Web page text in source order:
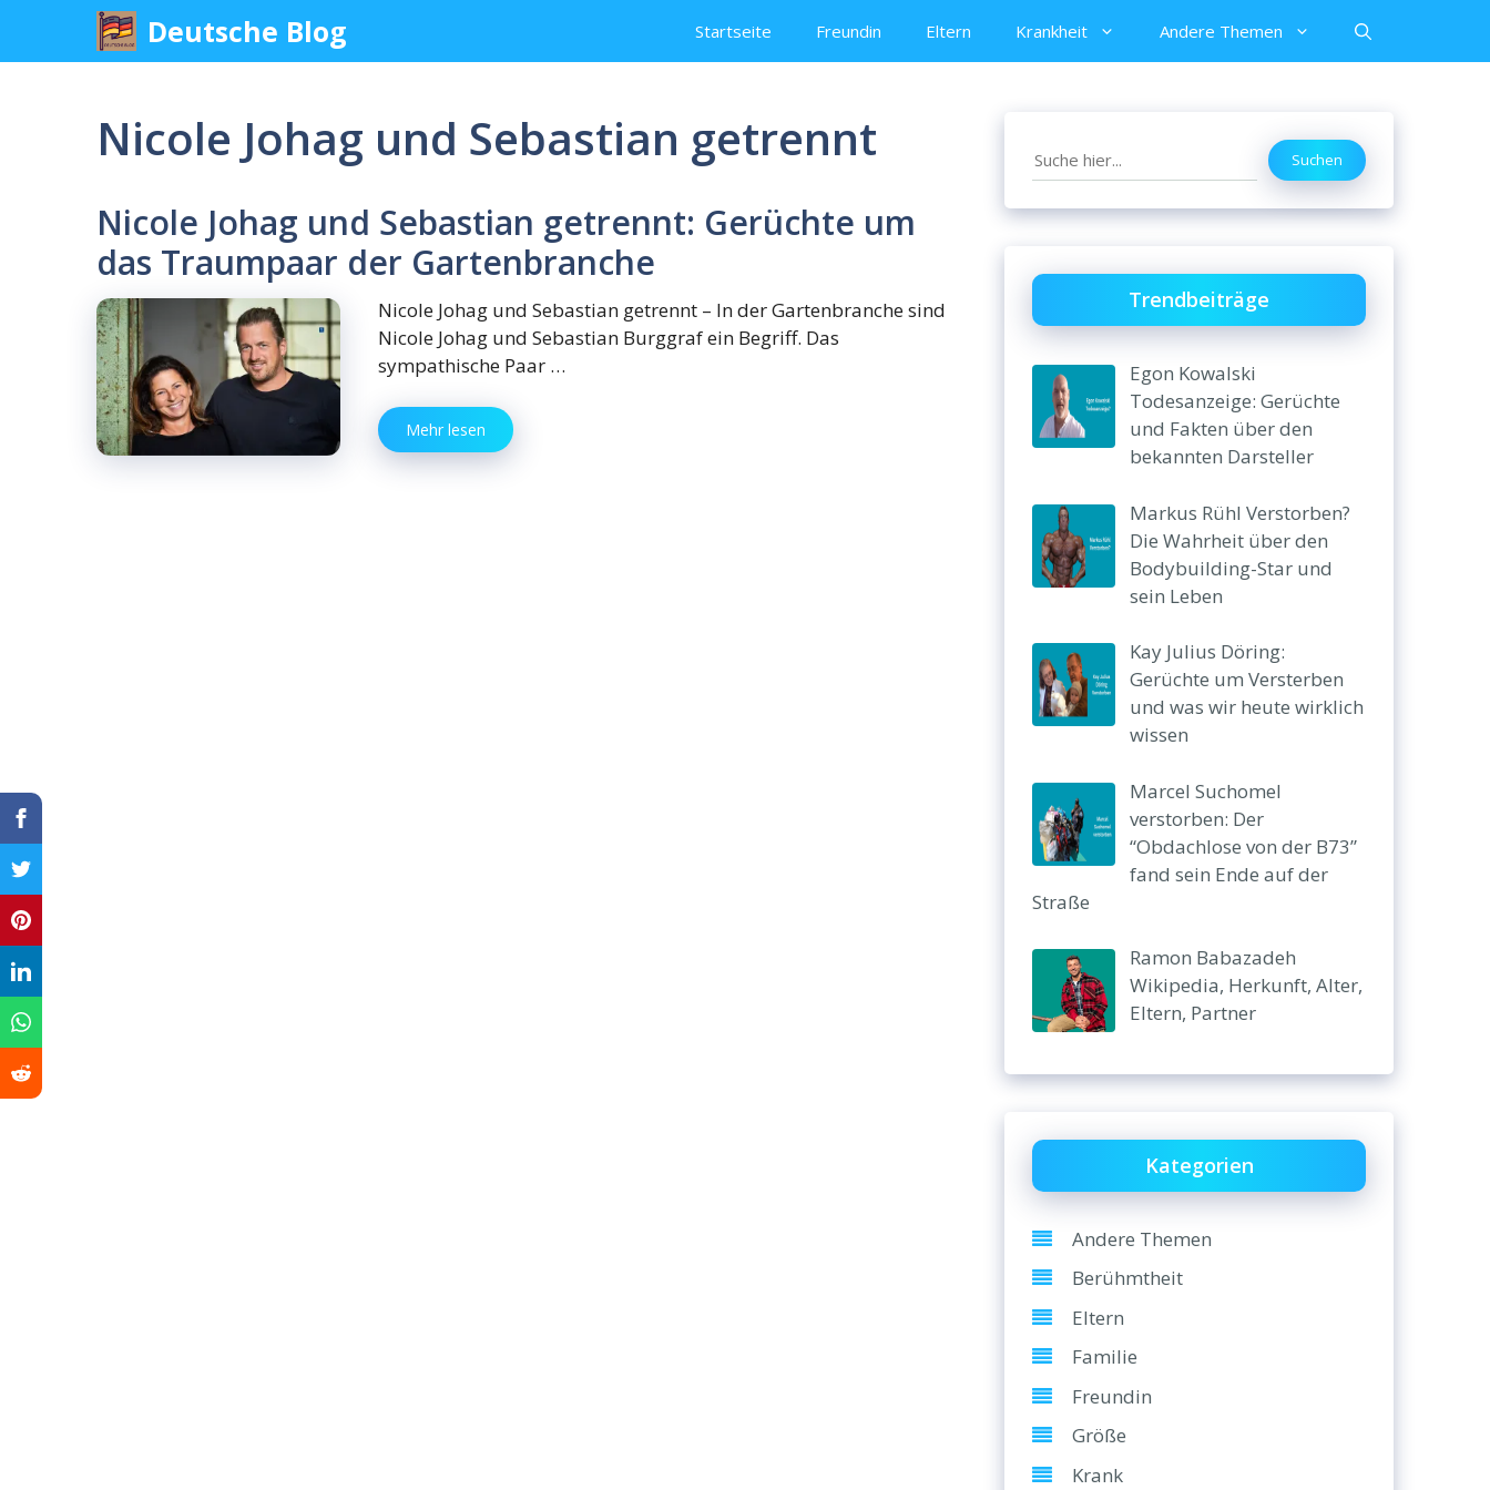
content
Deutsche Blog Startseite Freundin Eltern Krankheit Andere Themen
Nicole Johag und Sebastian getrennt
Nicole Johag und Sebastian getrennt: Gerüchte um
das Traumpaar der Gartenbranche
Nicole Johag und Sebastian getrennt – In der Gartenbranche sind
Nicole Johag und Sebastian Burggraf ein Begriff. Das
sympathische Paar …
Mehr lesen
Search Suchen
Trendbeiträge
Egon Kowalski
Todesanzeige: Gerüchte
und Fakten über den
bekannten Darsteller
Markus Rühl Verstorben?
Die Wahrheit über den
Bodybuilding-Star und
sein Leben
Kay Julius Döring:
Gerüchte um Versterben
und was wir heute wirklich
wissen
Marcel Suchomel
verstorben: Der
“Obdachlose von der B73”
fand sein Ende auf der
Straße
Ramon Babazadeh
Wikipedia, Herkunft, Alter,
Eltern, Partner
Kategorien
Andere Themen
Berühmtheit
Eltern
Familie
Freundin
Größe
Krank